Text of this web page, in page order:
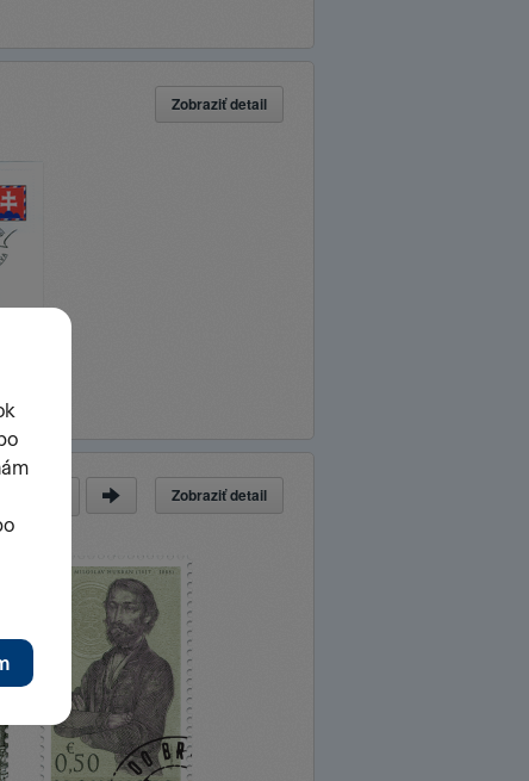
Zobraziť detail
Zobraziť detail